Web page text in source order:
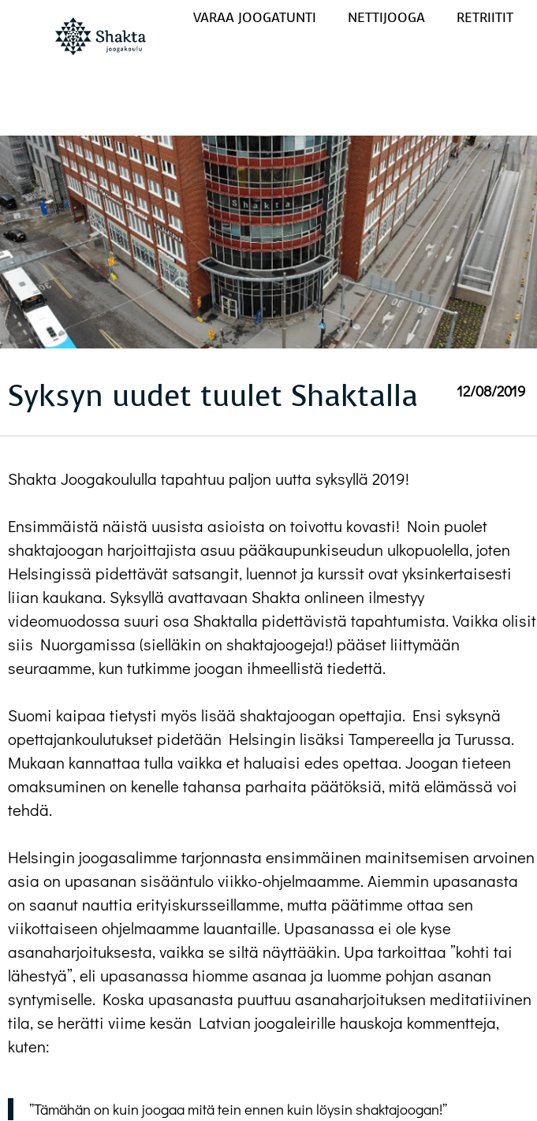
VARAA JOOGATUNTI NETTIJOOGA RETRIITIT
Syksyn uudet tuulet Shaktalla 12/08/2019
Shakta Joogakoululla tapahtuu paljon uutta syksyllä 2019!
Ensimmäistä näistä uusista asioista on toivottu kovasti! Noin puolet
shaktajoogan harjoittajista asuu pääkaupunkiseudun ulkopuolella, joten
Helsingissä pidettävät satsangit, luennot ja kurssit ovat yksinkertaisesti
liian kaukana. Syksyllä avattavaan Shakta onlineen ilmestyy
videomuodossa suuri osa Shaktalla pidettävistä tapahtumista. Vaikka olisit
siis Nuorgamissa (sielläkin on shaktajoogeja!) pääset liittymään
seuraamme, kun tutkimme joogan ihmeellistä tiedettä.
Suomi kaipaa tietysti myös lisää shaktajoogan opettajia. Ensi syksynä
opettajankoulutukset pidetään Helsingin lisäksi Tampereella ja Turussa.
Mukaan kannattaa tulla vaikka et haluaisi edes opettaa. Joogan tieteen
omaksuminen on kenelle tahansa parhaita päätöksiä, mitä elämässä voi
tehdä.
Helsingin joogasalimme tarjonnasta ensimmäinen mainitsemisen arvoinen
asia on upasanan sisääntulo viikko-ohjelmaamme. Aiemmin upasanasta
on saanut nauttia erityiskursseillamme, mutta päätimme ottaa sen
viikottaiseen ohjelmaamme lauantaille. Upasanassa ei ole kyse
asanaharjoituksesta, vaikka se siltä näyttääkin. Upa tarkoittaa ”kohti tai
lähestyä”, eli upasanassa hiomme asanaa ja luomme pohjan asanan
syntymiselle. Koska upasanasta puuttuu asanaharjoituksen meditatiivinen
tila, se herätti viime kesän Latvian joogaleirille hauskoja kommentteja,
kuten:
”Tämähän on kuin joogaa mitä tein ennen kuin löysin shaktajoogan!”